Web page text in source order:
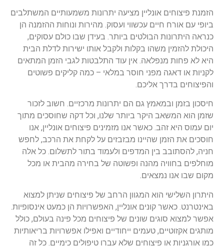
הזמנת פיצוחים אונליין מציעה יתרונות משמעותיים המשתלבים
ביופי עם אורח חיים עכשווי ועסוק. מהירות ונוחות ההזמנה הן
כנראה היתרונות הבולטים ביותר. בעידן שבו כולם עסוקים,
היכולת להזמין משהו בקלות ולקבל אותו ישירות לדלת הבית
היא לא פחות מנפלאה. אין עוד התלבטות לגבי הזמן המתאים
לקניות או דאגה מפני חוסר במלאי – כמה קליקים פשוטים
והפיצוחים בדרך אליכם.
חיסכון בזמן ובמאמץ גם הם יתרונות מרכזיים. חשוב לזכור
שזמן הוא המשאב היקר ביותר שלנו, וכל דקה שחוסכים מתוך
יום עמוס היא זהב. כאשר אנו מזמינים פיצוחים אונליין, אנו
חוסכים את הזמן שהיינו מבזבזים על לקחת את הרכב, לחפש
חניה, להסתובב בין המדפים ולעמוד בתור לתשלום. כל אלה
מוחלפים בחוויה מהנה ופשוטה של בחירה מהבית או מכל
מקום שבו אנו נמצאים.
היתרון השלישי הוא המגוון הרחב של פיצוחים שניתן למצוא
באינטרנט. כאשר קונים אונליין, האפשרויות הן כמעט אינסופיות.
אפשר למצוא סוגים שונים של פיצוחים מכל פינה בעולם, כולל
מותגים אקזוטיים, טעמים ייחודיים ואפילו אפשרויות בריאותיות
כמו אורגניות או פיצוחים שלא עברו טיפולים כימיים. כל זה